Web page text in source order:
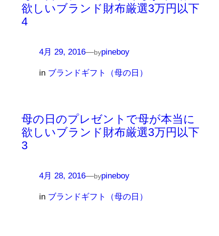
欲しいブランド財布厳選3万円以下
4
4月 29, 2016—bypineboy
in ブランドギフト（母の日）
母の日のプレゼントで母が本当に
欲しいブランド財布厳選3万円以下
3
4月 28, 2016—bypineboy
in ブランドギフト（母の日）